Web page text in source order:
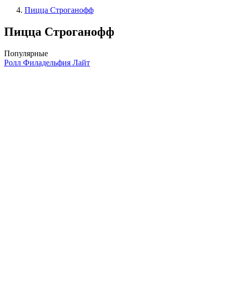
Пицца Строганофф
Пицца Строганофф
Популярные
Ролл Филадельфия Лайт